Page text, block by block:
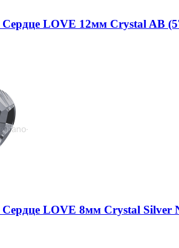
Сердце LOVE 12мм Crystal AB
Сердце LOVE 8мм Crystal Silver